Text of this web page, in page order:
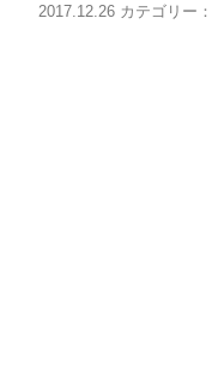
2017.12.26 カテゴリー：